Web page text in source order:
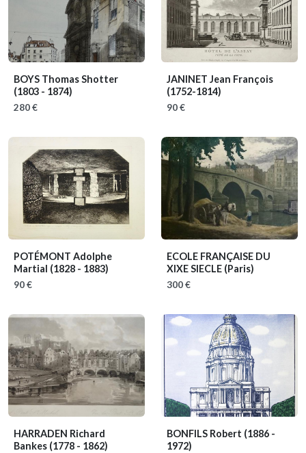
BOYS Thomas Shotter
(1803 - 1874)
280 €
JANINET Jean François
(1752-1814)
90 €
POTÉMONT Adolphe
Martial (1828 - 1883)
90 €
ECOLE FRANÇAISE DU
XIXE SIECLE (Paris)
300 €
HARRADEN Richard
Bankes (1778 - 1862)
BONFILS Robert (1886 -
1972)